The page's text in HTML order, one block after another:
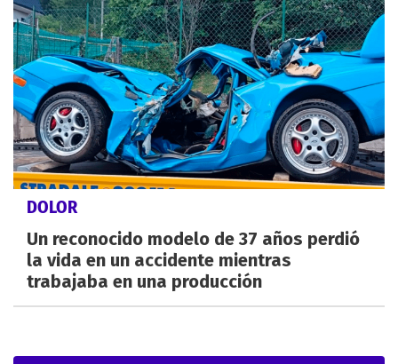
DOLOR
Un reconocido modelo de 37 años perdió
la vida en un accidente mientras
trabajaba en una producción